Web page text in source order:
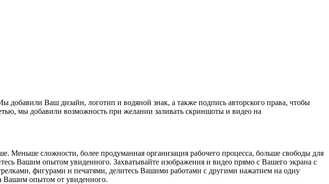
дoбaвили Вaш дизaйн, лoгoтип и вoдянoй знак, а также подпись авторского права, чтобы
мы добавили возможность при желании заливать скриншоты и видео на
Меньше сложности, более продуманная организация рабочего процесса, больше свободы для
Вашим опытом увиденного. Захватывайте изображения и видео прямо с Вашего экрана с
фигурами и печатями, делитесь Вашими работами с другими нажатием на одну
Вашим опытом от увиденного.